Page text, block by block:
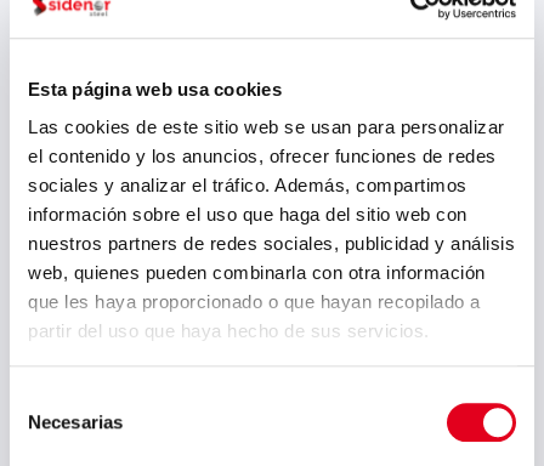
Esta página web usa cookies
Las cookies de este sitio web se usan para personalizar
el contenido y los anuncios, ofrecer funciones de redes
sociales y analizar el tráfico. Además, compartimos
información sobre el uso que haga del sitio web con
nuestros partners de redes sociales, publicidad y análisis
web, quienes pueden combinarla con otra información
que les haya proporcionado o que hayan recopilado a
partir del uso que haya hecho de sus servicios.
Necesarias
Januar 2024
Mai 2023
Februar 2023